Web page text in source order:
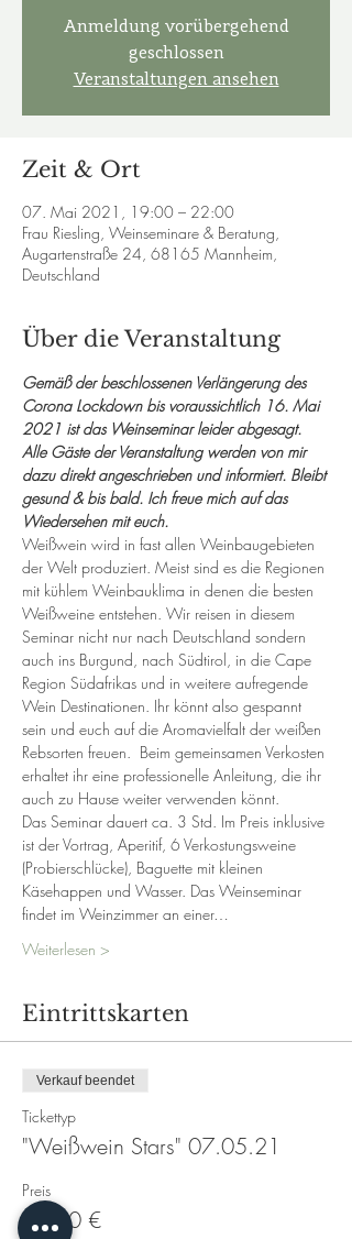
Anmeldung vorübergehend
geschlossen
Veranstaltungen ansehen
Zeit & Ort
07. Mai 2021, 19:00 – 22:00
Frau Riesling, Weinseminare & Beratung,
Augartenstraße 24, 68165 Mannheim,
Deutschland
Über die Veranstaltung
Gemäß der beschlossenen Verlängerung des
Corona Lockdown bis voraussichtlich 16. Mai
2021 ist das Weinseminar leider abgesagt.
Alle Gäste der Veranstaltung werden von mir
dazu direkt angeschrieben und informiert. Bleibt
gesund & bis bald. Ich freue mich auf das
Wiedersehen mit euch.
Weißwein wird in fast allen Weinbaugebieten
der Welt produziert. Meist sind es die Regionen
mit kühlem Weinbauklima in denen die besten
Weißweine entstehen. Wir reisen in diesem
Seminar nicht nur nach Deutschland sondern
auch ins Burgund, nach Südtirol, in die Cape
Region Südafrikas und in weitere aufregende
Wein Destinationen. Ihr könnt also gespannt
sein und euch auf die Aromavielfalt der weißen
Rebsorten freuen.  Beim gemeinsamen Verkosten
erhaltet ihr eine professionelle Anleitung, die ihr
auch zu Hause weiter verwenden könnt.
Das Seminar dauert ca. 3 Std. Im Preis inklusive
ist der Vortrag, Aperitif, 6 Verkostungsweine
(Probierschlücke), Baguette mit kleinen
Käsehappen und Wasser. Das Weinseminar
findet im Weinzimmer an einer…
Weiterlesen >
Eintrittskarten
Verkauf beendet
Tickettyp
"Weißwein Stars" 07.05.21
Preis
79,00 €